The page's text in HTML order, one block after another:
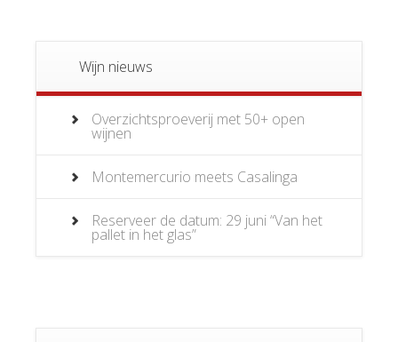
Wijn nieuws
Overzichtsproeverij met 50+ open
wijnen
Montemercurio meets Casalinga
Reserveer de datum: 29 juni “Van het
pallet in het glas”